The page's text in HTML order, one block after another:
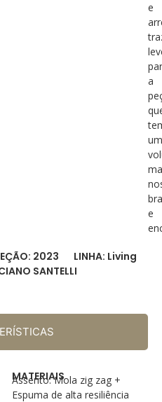
e
a
um
e
2023
LINHA: Living
SANTELLI
MATERIAIS
Assento: Mola zig zag +
Espuma de alta resiliência